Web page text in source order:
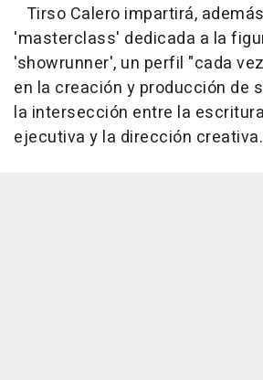
Tirso Calero impartirá,
'masterclass' dedicada a la
'showrunner', un perfil "cada
en la creación y producción de
la intersección entre la
ejecutiva y la dirección creativa.